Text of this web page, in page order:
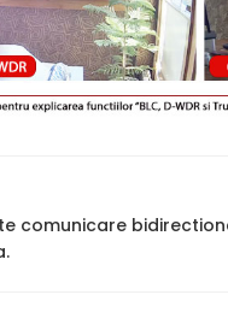
comunicare